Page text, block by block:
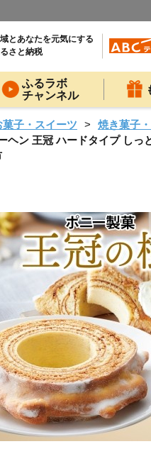
とあなたを元気にする
さと納税
ふるラボ
チャンネル
菓子・スイーツ
焼き菓子
ヘン 王冠 ハードタイプ し